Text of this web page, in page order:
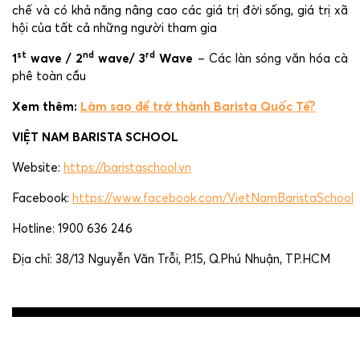
chế và có khả năng nâng cao các giá trị đời sống, giá trị xã
hội của tất cả những người tham gia
1 st wave / 2nd wave/ 3rd Wave – Các làn sóng văn hóa cà
phê toàn cầu
Xem thêm: Làm sao để trở thành Barista Quốc Tế?
VIỆT NAM BARISTA SCHOOL
Website: https://baristaschool.vn
Facebook: https://www.facebook.com/VietNamBaristaSchool
Hotline: 1900 636 246
Địa chỉ: 38/13 Nguyễn Văn Trỗi, P.15, Q.Phú Nhuận, TP.HCM
Post